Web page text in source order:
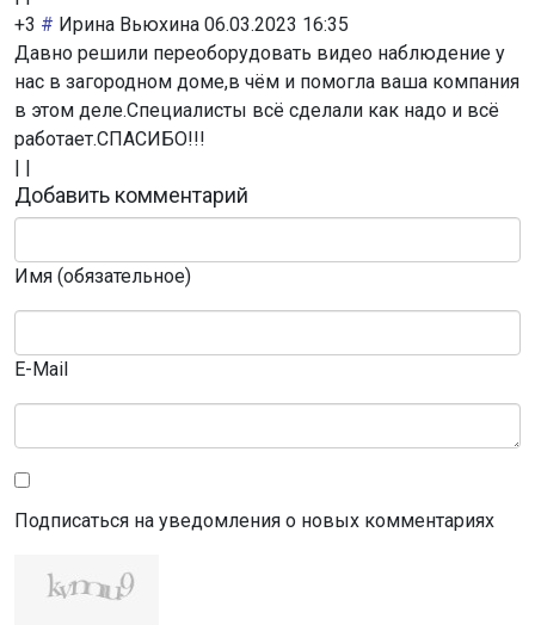
+3 # Ирина Вьюхина 06.03.2023 16:35
Давно решили переоборудовать видео наблюдение у
нас в загородном доме,в чём и помогла ваша компания
в этом деле.Специалисты всё сделали как надо и всё
работает.СПАСИБО!!!
Добавить комментарий
Имя (обязательное)
E-Mail
Подписаться на уведомления о новых комментариях